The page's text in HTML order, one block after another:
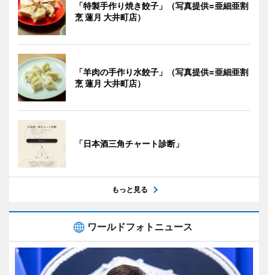
「特製手作り焼き餃子」（写真提供=亜細亜割
烹 蓮月 大井町店）
「羊肉の手作り水餃子」（写真提供=亜細亜割
烹 蓮月 大井町店）
「日本酒三角チャート診断」
もっと見る
ワールドフォトニュース